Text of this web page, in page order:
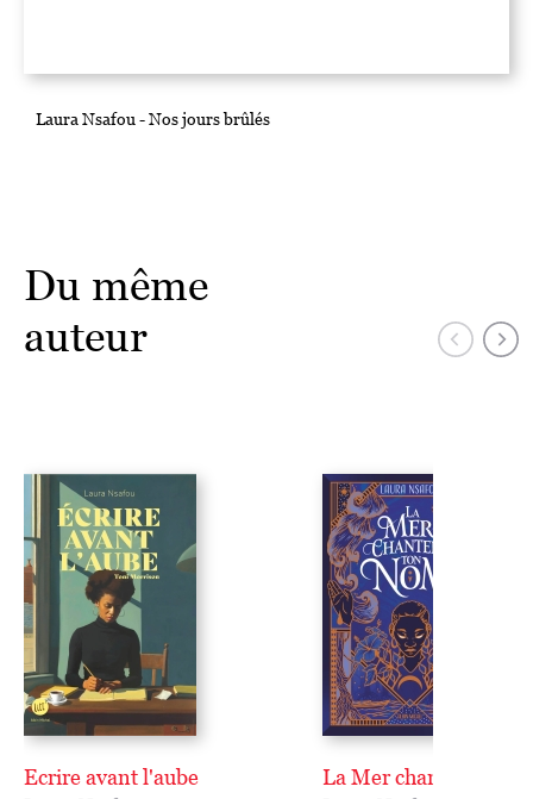
Laura Nsafou - Nos jours brûlés
Du même
auteur
Ecrire avant l'aube La Mer chantera ton